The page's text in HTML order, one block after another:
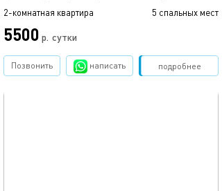
2-комнатная квартира 5 спальных мест
5500 р. сутки
подробнее
Позвонить написать Забронировать